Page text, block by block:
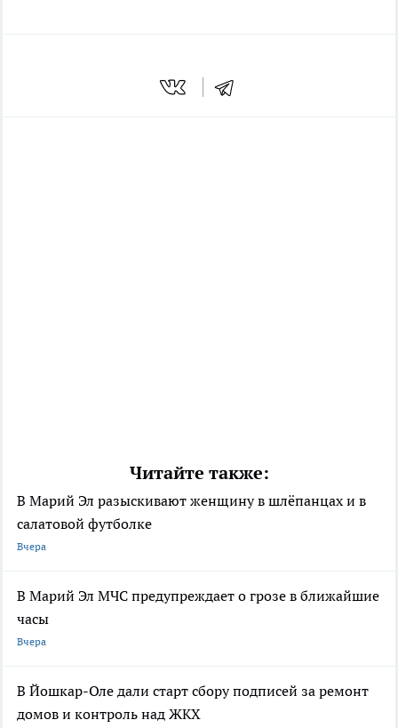
Читайте также:
В Марий Эл разыскивают женщину в шлёпанцах и в
салатовой футболке
Вчера
В Марий Эл МЧС предупреждает о грозе в ближайшие
часы
Вчера
В Йошкар-Оле дали старт сбору подписей за ремонт
домов и контроль над ЖКХ